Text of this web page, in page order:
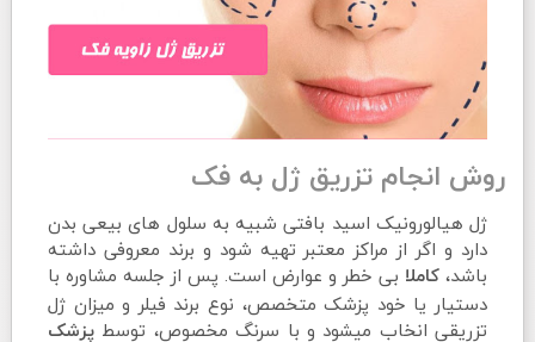
روش انجام تزریق ژل به فک
ژل هیالورونیک اسید بافتی شبیه به سلول های بیعی بدن
دارد و اگر از مراکز معتبر تهیه شود و برند معروفی داشته
باشد، کاملا بی خطر و عوارض است. پس از جلسه مشاوره با
دستیار یا خود پزشک متخصص، نوع برند فیلر و میزان ژل
تزریقی انخاب میشود و با سرنگ مخصوص، توسطپزشک